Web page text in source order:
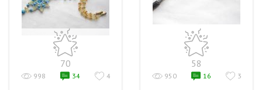
70
998 34 4
58
950 16 3